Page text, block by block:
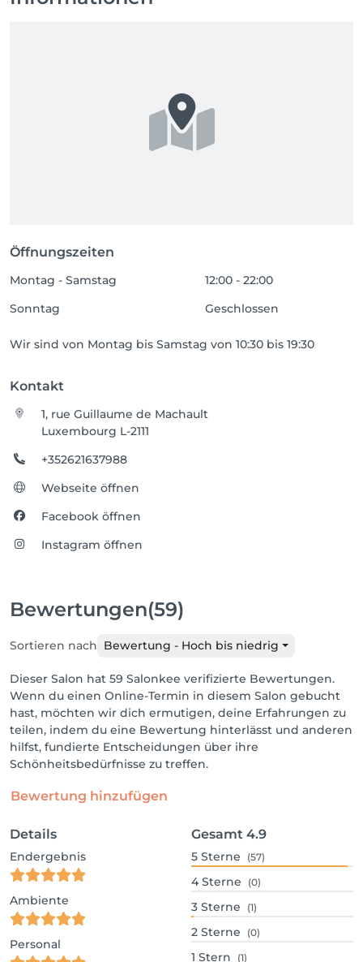
Öffnungszeiten
Montag - Samstag
12:00 - 22:00
Sonntag
Geschlossen
Wir sind von Montag bis Samstag von 10:30 bis 19:30
Kontakt
1, rue Guillaume de Machault
Luxembourg L-2111
+352621637988
Webseite öffnen
Facebook öffnen
Instagram öffnen
Bewertungen(59)
Sortieren nach Bewertung - Hoch bis niedrig
Dieser Salon hat 59 Salonkee verifizierte Bewertungen.
Wenn du einen Online-Termin in diesem Salon gebucht
hast, möchten wir dich ermutigen, deine Erfahrungen zu
teilen, indem du eine Bewertung hinterlässt und anderen
hilfst, fundierte Entscheidungen über ihre
Schönheitsbedürfnisse zu treffen.
Bewertung hinzufügen
Details
Endergebnis
Ambiente
Personal
Gesamt 4.9
5 Sterne (57)
4 Sterne (0)
3 Sterne (1)
2 Sterne (0)
1 Stern (1)